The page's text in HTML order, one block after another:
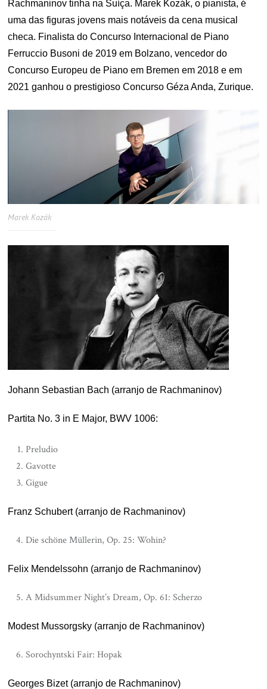
Rachmaninov tinha na Suíça. Marek Kozák, o pianista, é
uma das figuras jovens mais notáveis ​​da cena musical
checa. Finalista do Concurso Internacional de Piano
Ferruccio Busoni de 2019 em Bolzano, vencedor do
Concurso Europeu de Piano em Bremen em 2018 e em
2021 ganhou o prestigioso Concurso Géza Anda, Zurique.
Marek Kozák
Johann Sebastian Bach (arranjo de Rachmaninov)
Partita No. 3 in E Major, BWV 1006:
Preludio
Gavotte
Gigue
Franz Schubert (arranjo de Rachmaninov)
Die schöne Müllerin, Op. 25: Wohin?
Felix Mendelssohn (arranjo de Rachmaninov)
A Midsummer Night’s Dream, Op. 61: Scherzo
Modest Mussorgsky (arranjo de Rachmaninov)
Sorochyntski Fair: Hopak
Georges Bizet (arranjo de Rachmaninov)